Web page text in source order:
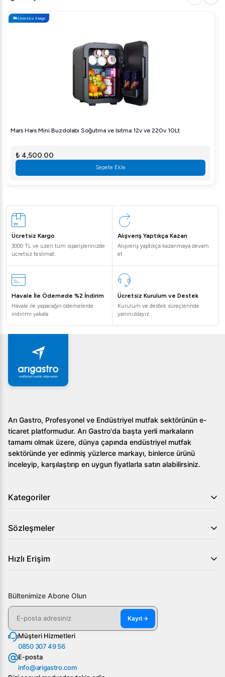
Ücretsiz Kargo
Mars Hars Mini Buzdolabı Soğutma ve Isıtma 12v ve 220v 10Lt
₺ 4,500.00
Sepete Ekle
Ücretsiz Kargo
3000 TL ve üzeri tüm siparişlerinizde
ücretsiz teslimat.
Alışveriş Yaptıkça Kazan
Alışveriş yaptıkça kazanmaya devam
et
Havale İle Ödemede %2 İndirim
Havale ile yapacağın ödemelerde
indirimi yakala
Ücretsiz Kurulum ve Destek
Kurulum ve destek süreçlerinde
yanınızdayız.
Arı Gastro, Profesyonel ve Endüstriyel mutfak sektörünün e-
ticaret platformudur. Arı Gastro'da başta yerli markaların
tamamı olmak üzere, dünya çapında endüstriyel mutfak
sektöründe yer edinmiş yüzlerce markayı, binlerce ürünü
inceleyip, karşılaştırıp en uygun fiyatlarla satın alabilirsiniz.
Kategoriler
Sözleşmeler
Hızlı Erişim
Bültenimize Abone Olun
Kayıt→
Müşteri Hizmetleri
0850 307 49 56
E-posta
info@arigastro.com